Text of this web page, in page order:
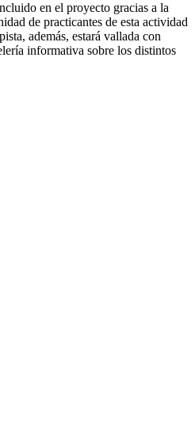
en el proyecto gracias a la
de practicantes de esta actividad
además, estará vallada con
informativa sobre los distintos